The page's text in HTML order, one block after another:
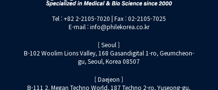
Tel : +82 2-2105-7020 | Fax : 02-2105-7025
E-mail : info@philekorea.co.kr
[ Seoul ]
B-102 Woolim Lions Valley, 168 Gasandigital 1-ro, Geumcheon-
gu, Seoul, Korea 08507
[ Daejeon ]
B-111 2. Megan Techno World, 187 Techno 2-ro, Yuseong-gu,